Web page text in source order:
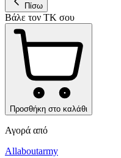
Πίσω
Βάλε τον ΤΚ σου
Προσθήκη στο καλάθι
Αγορά από
Allaboutarmy